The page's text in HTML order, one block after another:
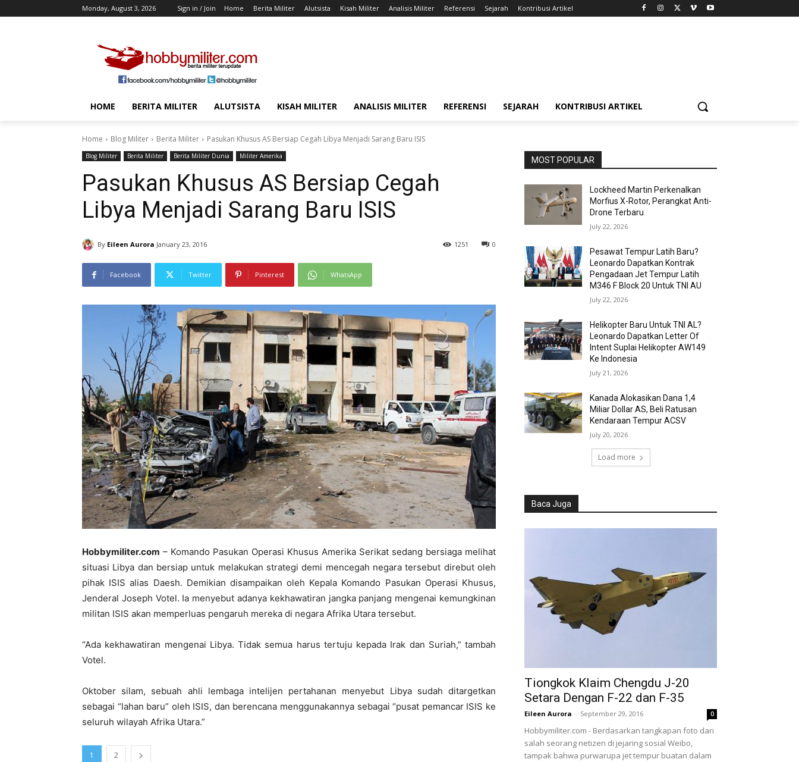
Monday, August 3, 2026 Sign in / Join Home Berita Militer Alutsista Kisah Militer Analisis Militer Referensi Sejarah Kontribusi Artikel
HOME BERITA MILITER ALUTSISTA KISAH MILITER ANALISIS MILITER REFERENSI SEJARAH KONTRIBUSI ARTIKEL
Home Blog Militer Berita Militer Pasukan Khusus AS Bersiap Cegah Libya Menjadi Sarang Baru ISIS
Blog Militer Berita Militer Berita Militer Dunia Militer Amerika
Pasukan Khusus AS Bersiap Cegah
Libya Menjadi Sarang Baru ISIS
By Eileen Aurora January 23, 2016 0
1251
Facebook Twitter Pinterest WhatsApp
Hobbymiliter.com – Komando Pasukan Operasi Khusus Amerika Serikat sedang bersiaga melihat
situasi Libya dan bersiap untuk melakukan strategi demi mencegah negara tersebut direbut oleh
pihak ISIS alias Daesh. Demikian disampaikan oleh Kepala Komando Pasukan Operasi Khusus,
Jenderal Joseph Votel. Ia menyebut adanya kekhawatiran jangka panjang mengenai kemungkinan
militan ISIS akan memperluas pengaruh mereka di negara Afrika Utara tersebut.
“Ada kekhawatiran mengenai Libya. Tidak semua harus tertuju kepada Irak dan Suriah,” tambah
Votel.
Oktober silam, sebuah ahli lembaga intelijen pertahanan menyebut Libya sudah ditargetkan
sebagai “lahan baru” oleh ISIS, dan berencana menggunakannya sebagai “pusat pemancar ISIS ke
seluruh wilayah Afrika Utara.”
1 2
MOST POPULAR
Lockheed Martin Perkenalkan
Morfius X-Rotor, Perangkat Anti-
Drone Terbaru
July 22, 2026
Pesawat Tempur Latih Baru?
Leonardo Dapatkan Kontrak
Pengadaan Jet Tempur Latih
M346 F Block 20 Untuk TNI AU
July 22, 2026
Helikopter Baru Untuk TNI AL?
Leonardo Dapatkan Letter Of
Intent Suplai Helikopter AW149
Ke Indonesia
July 21, 2026
Kanada Alokasikan Dana 1,4
Miliar Dollar AS, Beli Ratusan
Kendaraan Tempur ACSV
July 20, 2026
Load more
Baca Juga
Tiongkok Klaim Chengdu J-20
Setara Dengan F-22 dan F-35
Eileen Aurora - September 29, 2016 0
Hobbymiliter.com - Berdasarkan tangkapan foto dari
salah seorang netizen di jejaring sosial Weibo,
tampak bahwa purwarupa jet tempur buatan dalam